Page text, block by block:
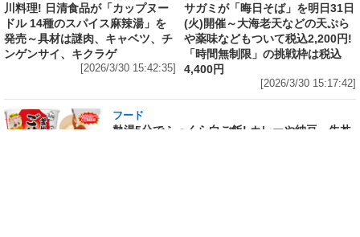
川料理! 日清食品が「カップヌー
ドル 14種のスパイス麻辣湯」を
発売～具材は謎肉、キャベツ、チ
ンゲンサイ、キクラゲ
[2026/3/30 15:42:35]
サガミが「晦日そば」を明日31日
(火)開催～大海老天などの天ぷら
や薬味などもついて税込2,200円!
「時間無制限」の挑戦枠は税込
4,400円
[2026/3/30 15:17:42]
フード
熱湯5分でふっくら白ご飯! カレーや納豆、牛丼